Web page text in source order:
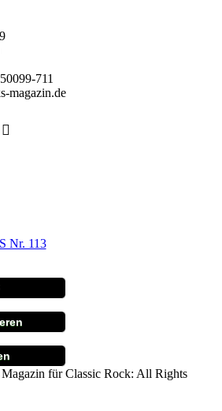
711
magazin.de
für Classic Rock: All Rights